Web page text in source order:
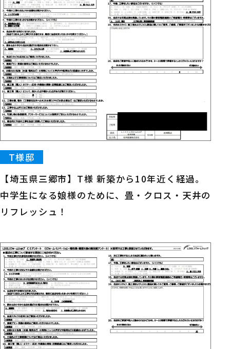
T様邸
【埼玉県三郷市】T様 新築から10年近く経過。
中学生になる娘様のために、畳・クロス・天井の
リフレッシュ！